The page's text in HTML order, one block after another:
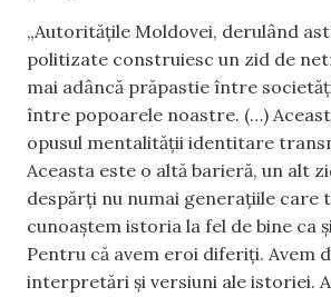
„Autoritățile Moldovei, derulând
politizate construiesc un zid de
mai adâncă prăpastie între
între popoarele noastre. (…)
opusul mentalității identitare
Aceasta este o altă barieră, un alt
despărți nu numai generațiile care
cunoaștem istoria la fel de bine ca
Pentru că avem eroi diferiți. Avem
interpretări și versiuni ale istoriei.